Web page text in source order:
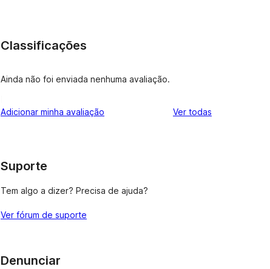
Classificações
Ainda não foi enviada nenhuma avaliação.
Adicionar minha avaliação Ver todas
Suporte
Tem algo a dizer? Precisa de ajuda?
Ver fórum de suporte
Denunciar